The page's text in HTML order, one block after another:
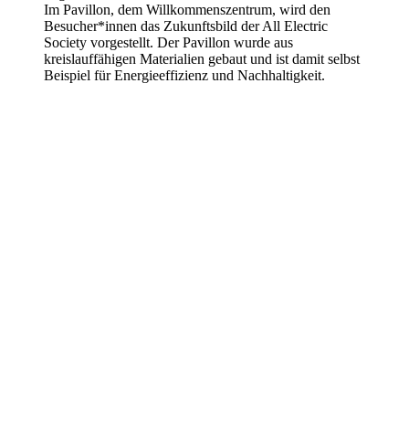
Im Pavillon, dem Willkommenszentrum, wird den
Besucher*innen das Zukunftsbild der All Electric
Society vorgestellt. Der Pavillon wurde aus
kreislauffähigen Materialien gebaut und ist damit selbst
Beispiel für Energieeffizienz und Nachhaltigkeit.